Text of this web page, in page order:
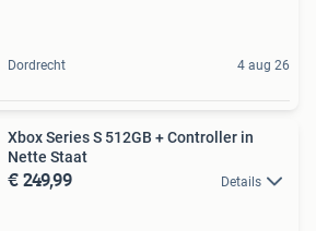
Dordrecht 4 aug 26
Xbox Series S 512GB + Controller in
Nette Staat
€ 249,99 Details